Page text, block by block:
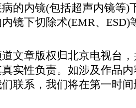
的内镜(包括超声内镜等)
镜下切除术(EMR、ESD)
文章版权归北京电视台
实性负责。如涉及作品
联系，我们将在第一时